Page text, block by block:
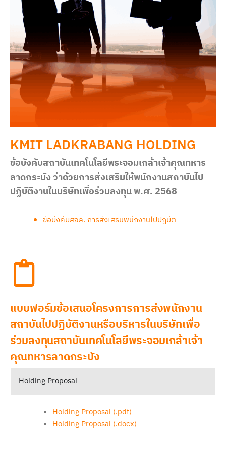
KMIT LADKRABANG HOLDING
ข้อบังคับสถาบันเทคโนโลยีพระจอมเกล้าเจ้าคุณทหาร
ลาดกระบังว่าด้วยการส่งเสริมให้พนักงานสถาบันไป
ปฏิบัติงานในบริษัทเพื่อร่วมลงทุน พ.ศ. 2568
ข้อบังคับสจล. การส่งเสริมพนักงานไปปฎิบัติ
แบบฟอร์มข้อเสนอโครงการการส่งพนักงาน
สถาบันไปปฏิบัติงานหรือบริหารในบริษัทเพื่อ
ร่วมลงทุนสถาบันเทคโนโลยีพระจอมเกล้าเจ้า
คุณทหารลาดกระบัง
Holding Proposal
Holding Proposal (.pdf)
Holding Proposal (.docx)